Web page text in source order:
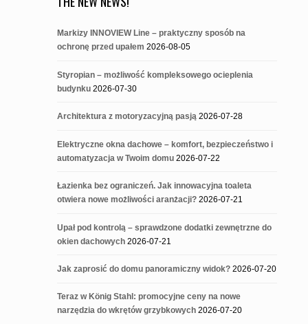
Markizy INNOVIEW Line – praktyczny sposób na
ochronę przed upałem 2026-08-05
Styropian – możliwość kompleksowego ocieplenia
budynku 2026-07-30
Architektura z motoryzacyjną pasją 2026-07-28
Elektryczne okna dachowe – komfort, bezpieczeństwo i
automatyzacja w Twoim domu 2026-07-22
Łazienka bez ograniczeń. Jak innowacyjna toaleta
otwiera nowe możliwości aranżacji? 2026-07-21
Upał pod kontrolą – sprawdzone dodatki zewnętrzne do
okien dachowych 2026-07-21
Jak zaprosić do domu panoramiczny widok? 2026-07-20
Teraz w König Stahl: promocyjne ceny na nowe
narzędzia do wkrętów grzybkowych 2026-07-20